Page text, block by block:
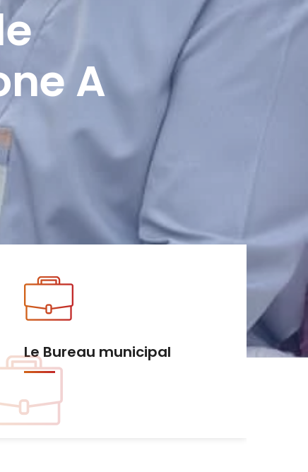
A
Urbanisme et Habitat